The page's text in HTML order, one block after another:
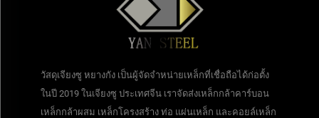
วัสดุเจียงซู หยางกัง เป็นผู้จัดจำหน่ายเหล็กที่เชื่อถือได้ก่อตั้ง
ในปี 2019 ในเจียงซู ประเทศจีน เราจัดส่งเหล็กกล้าคาร์บอน
เหล็กกล้าผสม เหล็กโครงสร้าง ท่อ แผ่นเหล็ก และคอยล์เหล็ก